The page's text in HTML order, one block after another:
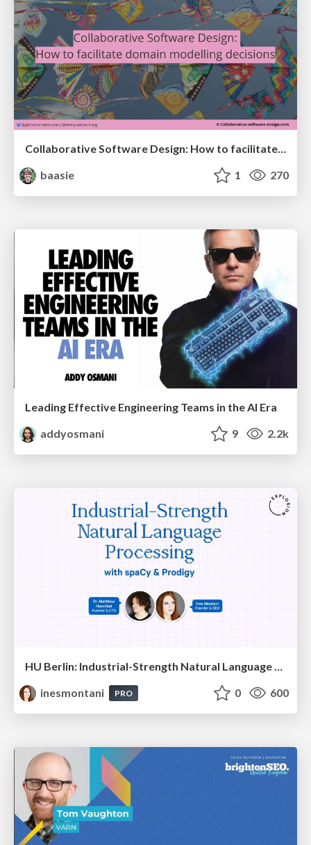
Collaborative Software Design: How to facilitate domain modelling decisions
baasie
1 270
Leading Effective Engineering Teams in the AI Era
addyosmani
9 2.2k
inesmontani
PRO 0 600